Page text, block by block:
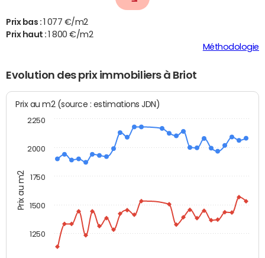
Prix bas :
1 077 €/m2
Prix haut :
1 800 €/m2
Méthodologie
Evolution des prix immobiliers à Briot
Prix au m2
Prix au m2 (source : estimations JDN)
1250
1500
1750
2000
2250